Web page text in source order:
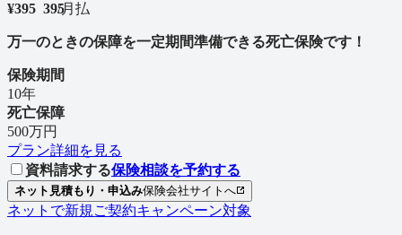
¥395 395
/月払
万一のときの保障を一定期間準備できる死亡保険です！
保険期間
10年
死亡保障
500万円
プラン詳細を見る
資料請求する保険相談を予約する
ネット見積もり・申込み保険会社サイトへ
ネットで新規ご契約キャンペーン対象